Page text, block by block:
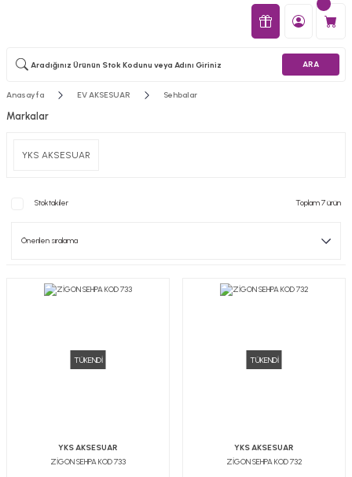
ARA
Anasayfa EV AKSESUAR Sehbalar
Markalar
YKS AKSESUAR
Stoktakiler Toplam 7 ürün
TÜKENDİ
YKS AKSESUAR
ZİGON SEHPA KOD 733
TÜKENDİ
YKS AKSESUAR
ZİGON SEHPA KOD 732